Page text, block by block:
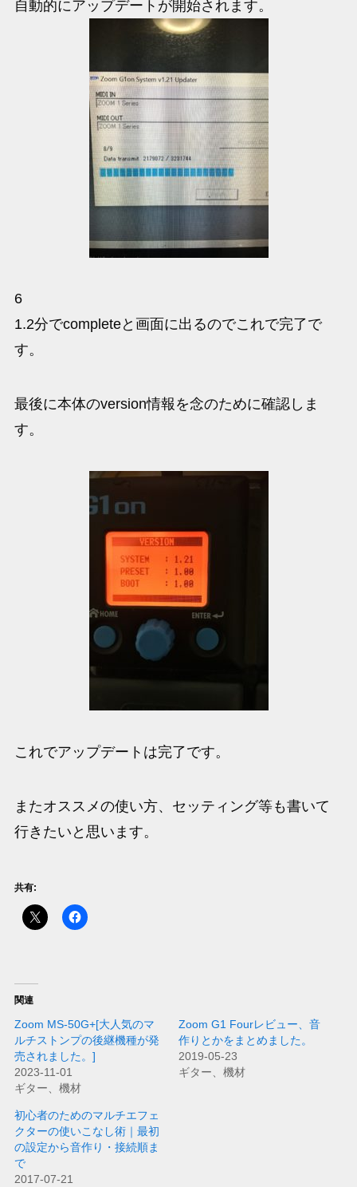
自動的にアップデートが開始されます。
6
1.2分でcompleteと画面に出るのでこれで完了で
す。
最後に本体のversion情報を念のために確認しま
す。
これでアップデートは完了です。
またオススメの使い方、セッティング等も書いて
行きたいと思います。
共有:
関連
Zoom MS-50G+[大人気のマ
ルチストンプの後継機種が発
売されました。]
2023-11-01
ギター、機材
Zoom G1 Fourレビュー、音
作りとかをまとめました。
2019-05-23
ギター、機材
初心者のためのマルチエフェ
クターの使いこなし術｜最初
の設定から音作り・接続順ま
で
2017-07-21